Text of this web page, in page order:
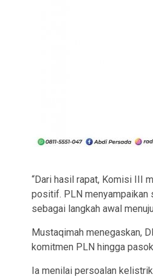
“Dari hasil rapat, Komisi III
positif. PLN menyampaikan
sebagai langkah awal
Mustaqimah menegaskan,
komitmen PLN hingga
Ia menilai persoalan